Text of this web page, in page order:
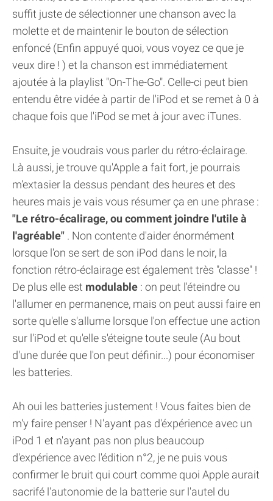
suffit juste de sélectionner une chanson avec la
molette et de maintenir le bouton de sélection
enfoncé (Enfin appuyé quoi, vous voyez ce que je
veux dire ! ) et la chanson est immédiatement
ajoutée à la playlist "On-The-Go". Celle-ci peut bien
entendu être vidée à partir de l'iPod et se remet à 0 à
chaque fois que l'iPod se met à jour avec iTunes.
Ensuite, je voudrais vous parler du rétro-éclairage.
Là aussi, je trouve qu'Apple a fait fort, je pourrais
m'extasier la dessus pendant des heures et des
heures mais je vais vous résumer ça en une phrase :
"Le rétro-écalirage, ou comment joindre l'utile à
l'agréable" . Non contente d'aider énormément
lorsque l'on se sert de son iPod dans le noir, la
fonction rétro-éclairage est également très "classe" !
De plus elle est modulable : on peut l'éteindre ou
l'allumer en permanence, mais on peut aussi faire en
sorte qu'elle s'allume lorsque l'on effectue une action
sur l'iPod et qu'elle s'éteigne toute seule (Au bout
d'une durée que l'on peut définir...) pour économiser
les batteries.
Ah oui les batteries justement ! Vous faites bien de
m'y faire penser ! N'ayant pas d'éxpérience avec un
iPod 1 et n'ayant pas non plus beaucoup
d'expérience avec l'édition n°2, je ne puis vous
confirmer le bruit qui court comme quoi Apple aurait
sacrifé l'autonomie de la batterie sur l'autel du